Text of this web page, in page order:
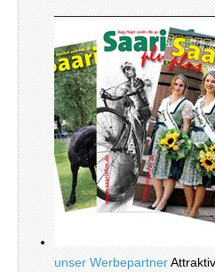
unser Werbepartner